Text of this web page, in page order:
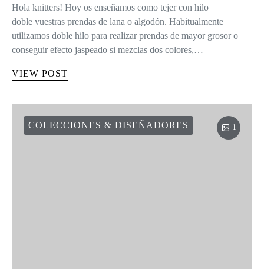
Hola knitters! Hoy os enseñamos como tejer con hilo
doble vuestras prendas de lana o algodón. Habitualmente
utilizamos doble hilo para realizar prendas de mayor grosor o
conseguir efecto jaspeado si mezclas dos colores,…
VIEW POST
COLECCIONES & DISEÑADORES 1